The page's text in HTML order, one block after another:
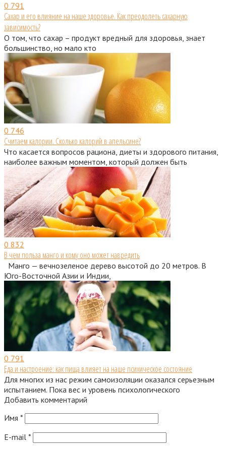
0 791
Сахар и его влияние на наше здоровье. Как преодолеть сахарную
зависимость?
О том, что сахар – продукт вредный для здоровья, знает
большинство, но мало кто
0 746
Считаем калории. Сколько калорий в апельсине?
Что касается вопросов рациона, диеты и здорового питания,
наиболее важным моментом, который должен быть
0 832
В чем польза манго и кому оно может навредить
Манго — вечнозеленое дерево высотой до 20 метров. В
Юго-Восточной Азии и Индии,
0 791
Еда и настроение: как пища влияет на наше психическое состояние
Для многих из нас режим самоизоляции оказался серьезным
испытанием. Пока вес и уровень психологического
Добавить комментарий
Имя *
E-mail *